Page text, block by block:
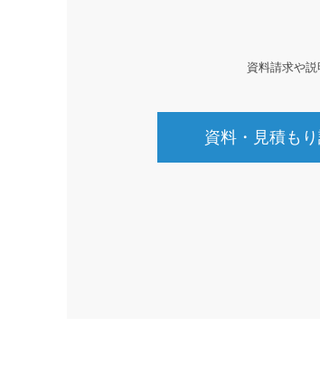
資料請求や説
資料・見積も